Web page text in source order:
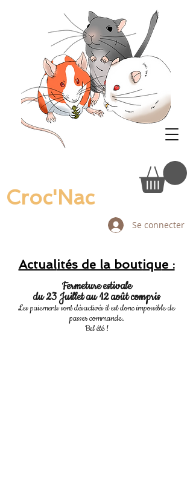
Croc'Nac
Se connecter
Actualités de la boutique :
Fermeture estivale
du 23 Juillet au 12 août compris
Les paiements sont désactivés il est donc impossible de
passer commande.
Bel été !